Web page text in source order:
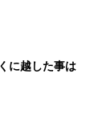
に越した事は